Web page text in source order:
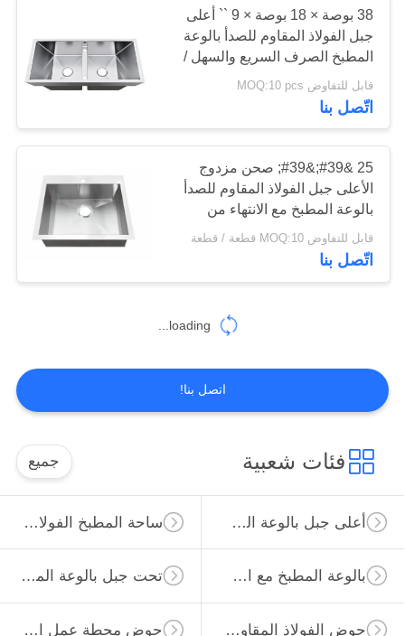
38 بوصة × 18 بوصة × 9 `` أعلى
جبل الفولاذ المقاوم للصدأ بالوعة
المطبخ الصرف السريع والسهل /
بالوعة المطبخ تجاوز
قابل للتفاوض MOQ:10 pcs
اتّصل بنا
25 &#39;&#39; صحن مزدوج
الأعلى جبل الفولاذ المقاوم للصدأ
بالوعة المطبخ مع الانتهاء من
الساتان المصقول
قابل للتفاوض MOQ:10 قطعة / قطعة
اتّصل بنا
loading...
اتصل بنا!
فئات شعبية جميع
ساحة المطبخ الفولاذ المقاوم للصدأ بالوعة أعلى جبل بالوعة المطبخ الفولاذ المقاوم للصدأ
تحت جبل بالوعة المطبخ الفولاذ المقاوم للصدأ بالوعة المطبخ مع استنزاف المجلس
حوض محطة عمل المطبخ حوض الفولاذ المقاوم للصدأ PVD